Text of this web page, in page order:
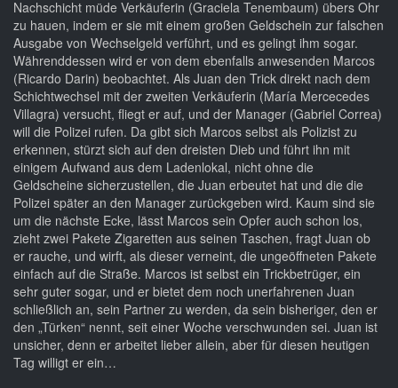
Nachschicht müde Verkäuferin (Graciela Tenembaum) übers Ohr
zu hauen, indem er sie mit einem großen Geldschein zur falschen
Ausgabe von Wechselgeld verführt, und es gelingt ihm sogar.
Währenddessen wird er von dem ebenfalls anwesenden Marcos
(Ricardo Darin) beobachtet. Als Juan den Trick direkt nach dem
Schichtwechsel mit der zweiten Verkäuferin (María Mercecedes
Villagra) versucht, fliegt er auf, und der Manager (Gabriel Correa)
will die Polizei rufen. Da gibt sich Marcos selbst als Polizist zu
erkennen, stürzt sich auf den dreisten Dieb und führt ihn mit
einigem Aufwand aus dem Ladenlokal, nicht ohne die
Geldscheine sicherzustellen, die Juan erbeutet hat und die die
Polizei später an den Manager zurückgeben wird. Kaum sind sie
um die nächste Ecke, lässt Marcos sein Opfer auch schon los,
zieht zwei Pakete Zigaretten aus seinen Taschen, fragt Juan ob
er rauche, und wirft, als dieser verneint, die ungeöffneten Pakete
einfach auf die Straße. Marcos ist selbst ein Trickbetrüger, ein
sehr guter sogar, und er bietet dem noch unerfahrenen Juan
schließlich an, sein Partner zu werden, da sein bisheriger, den er
den „Türken“ nennt, seit einer Woche verschwunden sei. Juan ist
unsicher, denn er arbeitet lieber allein, aber für diesen heutigen
Tag willigt er ein…